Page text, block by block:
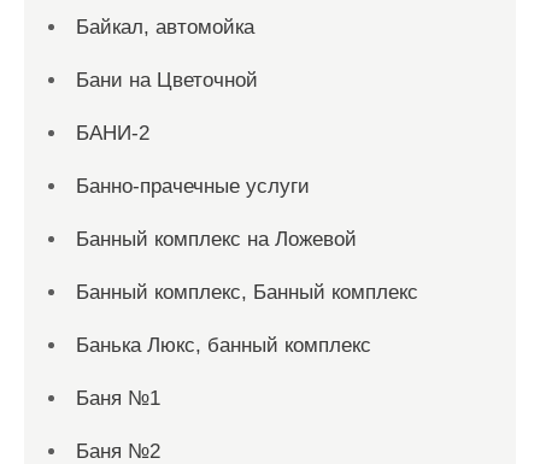
Байкал, автомойка
Бани на Цветочной
БАНИ-2
Банно-прачечные услуги
Банный комплекс на Ложевой
Банный комплекс, Банный комплекс
Банька Люкс, банный комплекс
Баня №1
Баня №2